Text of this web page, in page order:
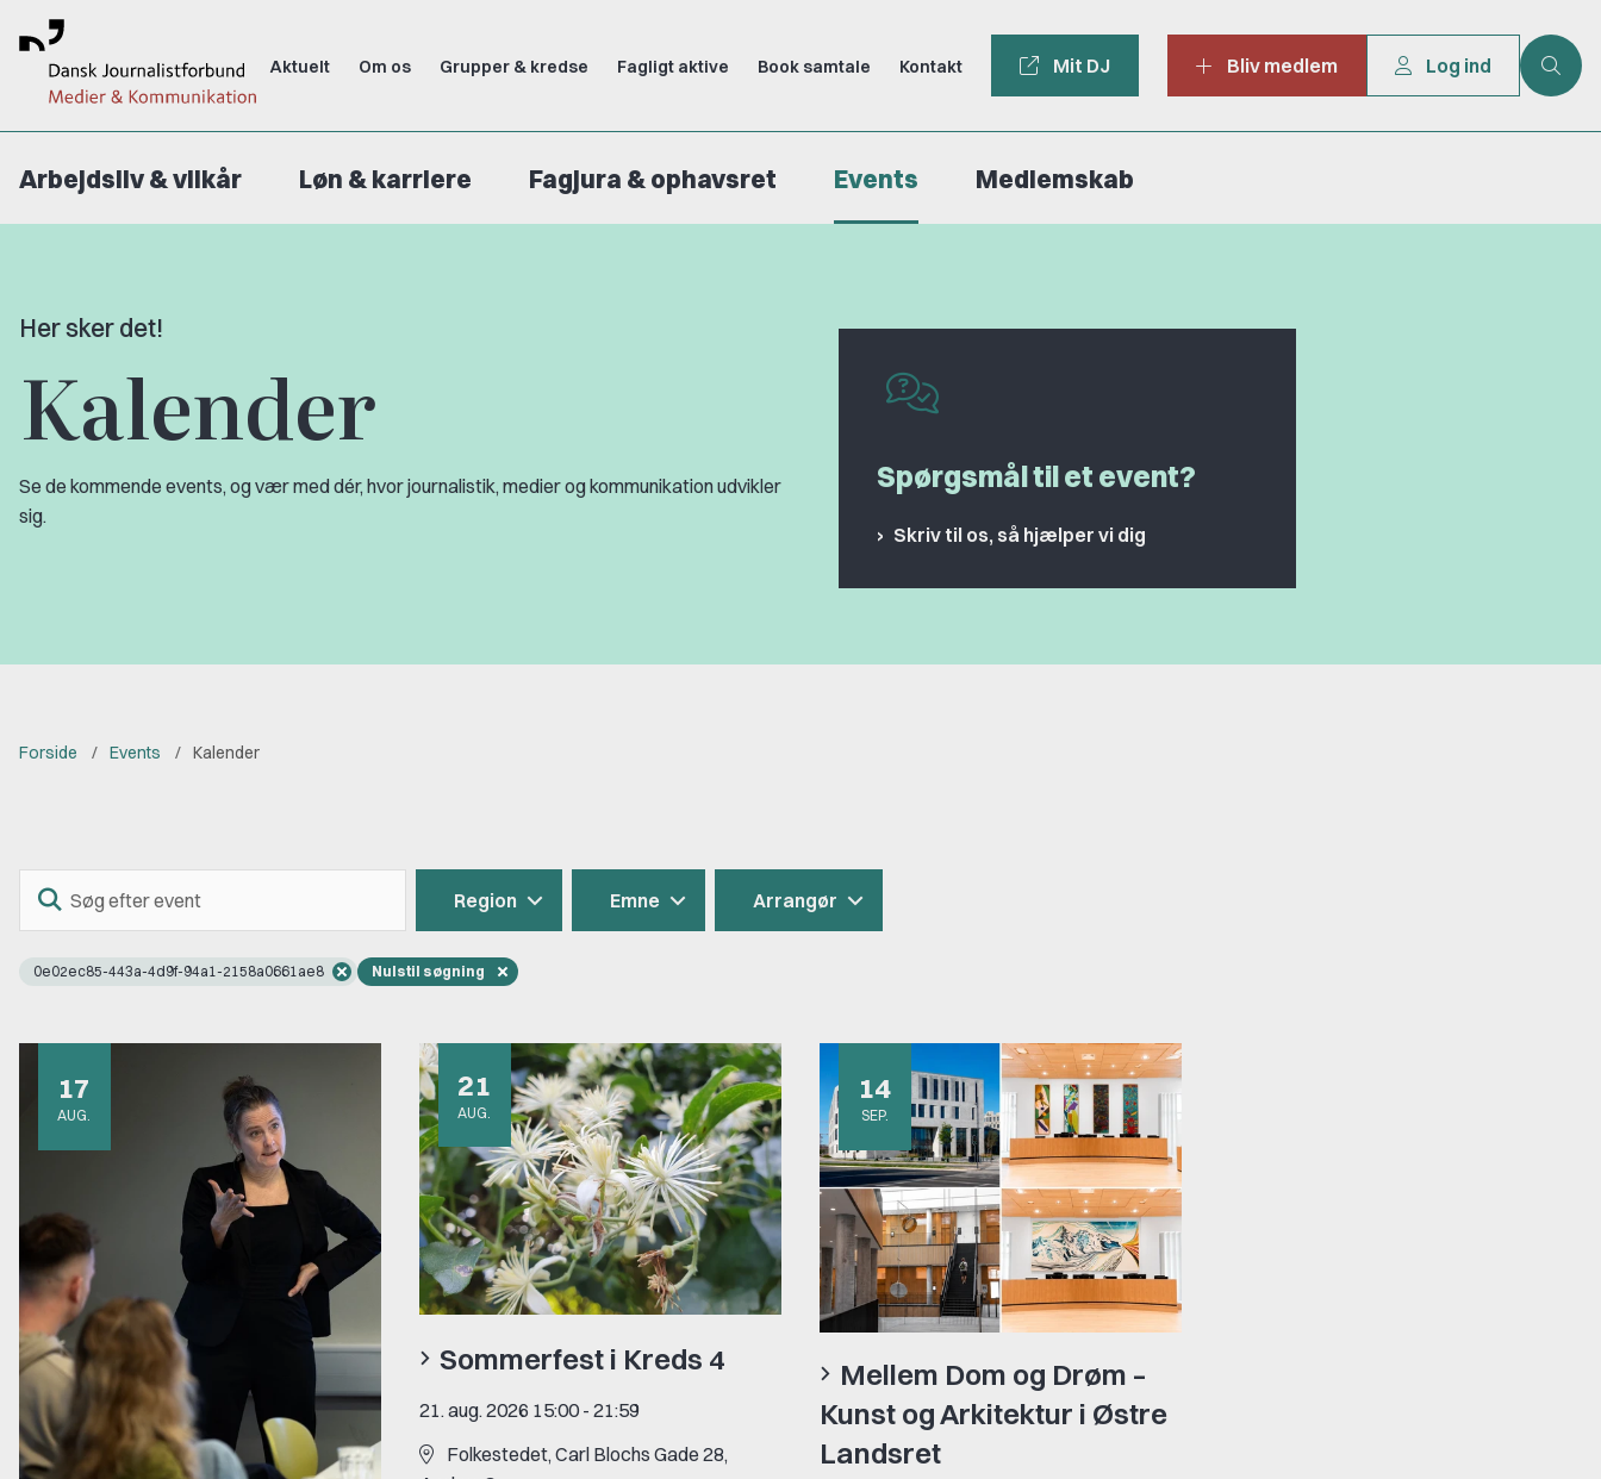
Aktuelt Om os Grupper & kredse Fagligt aktive Book samtale Kontakt Mit DJ Bliv medlem Log ind
Arbejdsliv & vilkår Løn & karriere Fagjura & ophavsret Events Medlemskab
Her sker det!
Kalender
Se de kommende events, og vær med dér, hvor journalistik, medier og kommunikation udvikler
sig.
Spørgsmål til et event?
Skriv til os, så hjælper vi dig
Forside Events Kalender
Region Emne Arrangør
0e02ec85-443a-4d9f-94a1-2158a0661ae8 Nulstil søgning
17
AUG.
21
AUG.
Sommerfest i Kreds 4
21. aug. 2026 15:00 - 21:59
Folkestedet, Carl Blochs Gade 28,
14
SEP.
Mellem Dom og Drøm –
Kunst og Arkitektur i Østre
Landsret